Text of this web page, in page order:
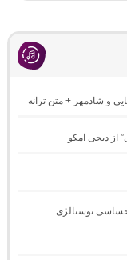
و شادمهر + متن ترانه
رپی احساسی نوستالژی